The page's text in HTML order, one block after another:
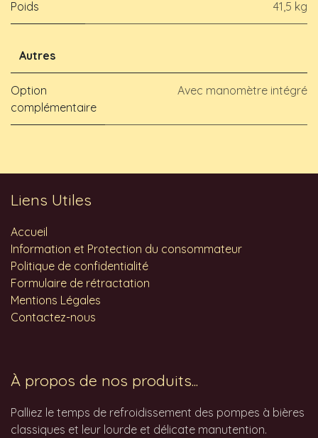
Poids 41,5 kg
Autres
Option
complémentaire
Avec manomètre intégré
Liens Utiles
Accueil
Information et Protection du consommateur
Politique de confidentialité
Formulaire de rétractation
Mentions Légales
Contactez-nous
À propos de nos produits...
Palliez le temps de refroidissement des pompes à bières
classiques et leur lourde et délicate manutention.